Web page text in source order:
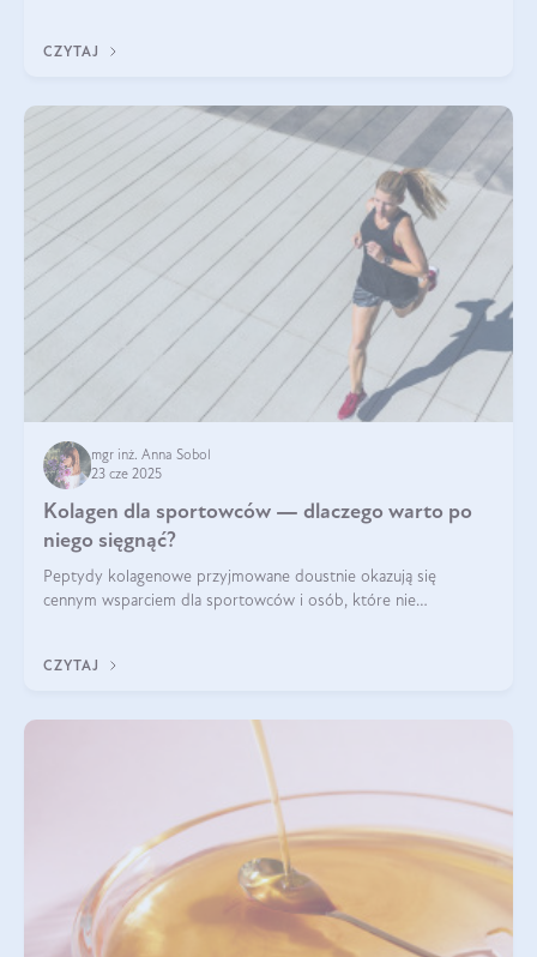
bardziej biodostępny
CZYTAJ
mgr inż. Anna Sobol
23 cze 2025
Kolagen dla sportowców — dlaczego warto po
niego sięgnąć?
Peptydy kolagenowe przyjmowane doustnie okazują się
cennym wsparciem dla sportowców i osób, które nie
CZYTAJ